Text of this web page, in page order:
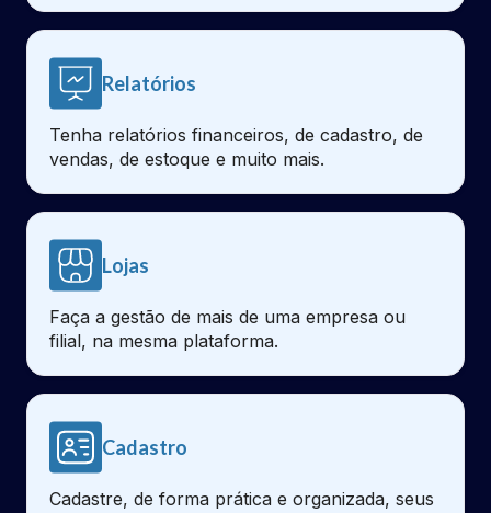
Relatórios
Tenha relatórios financeiros, de cadastro, de
vendas, de estoque e muito mais.
Lojas
Faça a gestão de mais de uma empresa ou
filial, na mesma plataforma.
Cadastro
Cadastre, de forma prática e organizada, seus